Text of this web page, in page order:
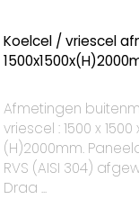
Koelcel / vriescel
Afmetingen
vriescel : 1500 x 1500
(H)2000mm.
RVS (AISI 304)
Draa ...